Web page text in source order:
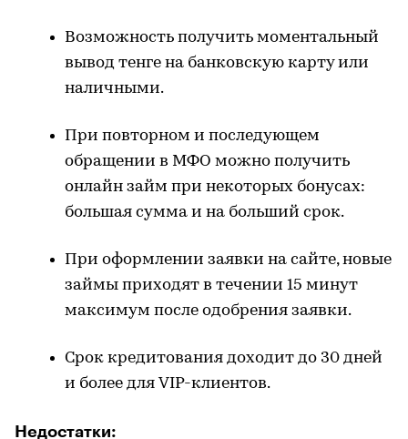
Возможность получить моментальный
вывод тенге на банковскую карту или
наличными.
При повторном и последующем
обращении в МФО можно получить
онлайн займ при некоторых бонусах:
большая сумма и на больший срок.
При оформлении заявки на сайте, новые
займы приходят в течении 15 минут
максимум после одобрения заявки.
Срок кредитования доходит до 30 дней
и более для VIP-клиентов.
Недостатки: